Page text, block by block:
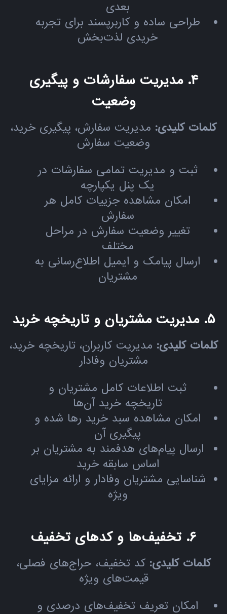
بعدی
طراحی ساده و کاربرپسند برای تجربه
خریدی لذت‌بخش
۴. مدیریت سفارشات و پیگیری
وضعیت
کلمات کلیدی: مدیریت سفارش، پیگیری خرید،
وضعیت سفارش
ثبت و مدیریت تمامی سفارشات در
یک پنل یکپارچه
امکان مشاهده جزییات کامل هر
سفارش
تغییر وضعیت سفارش در مراحل
مختلف
ارسال پیامک و ایمیل اطلاع‌رسانی به
مشتریان
۵. مدیریت مشتریان و تاریخچه خرید
کلمات کلیدی: مدیریت کاربران، تاریخچه خرید،
مشتریان وفادار
ثبت اطلاعات کامل مشتریان و
تاریخچه خرید آن‌ها
امکان مشاهده سبد خرید رها شده و
پیگیری آن
ارسال پیام‌های هدفمند به مشتریان بر
اساس سابقه خرید
شناسایی مشتریان وفادار و ارائه مزایای
ویژه
۶. تخفیف‌ها و کدهای تخفیف
کلمات کلیدی: کد تخفیف، حراج‌های فصلی،
قیمت‌های ویژه
امکان تعریف تخفیف‌های درصدی و